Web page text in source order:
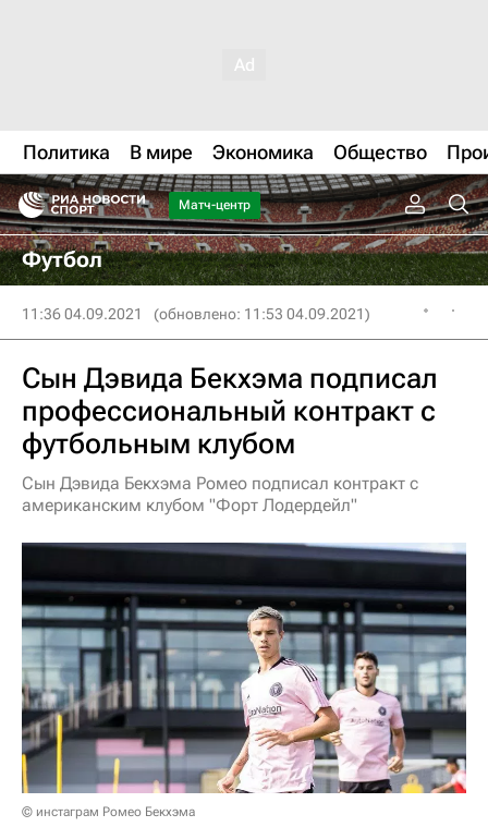
Политика В мире Экономика Общество
Матч-центр
Футбол
11:36 04.09.2021 (обновлено: 11:53 04.09.2021)
Сын Дэвида Бекхэма подписал
профессиональный контракт с
футбольным клубом
Сын Дэвида Бекхэма Ромео подписал контракт с
американским клубом "Форт Лодердейл"
© инстаграм Ромео Бекхэма